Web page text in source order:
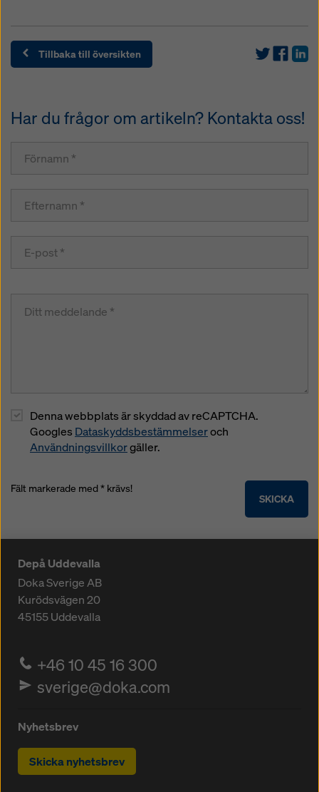
Tillbaka till översikten
Har du frågor om artikeln? Kontakta oss!
Denna webbplats är skyddad av reCAPTCHA.
Googles Dataskyddsbestämmelseroch
Användningsvillkorgäller.
SKICKA
Fält markerade med * krävs!
Depå Uddevalla
Doka Sverige AB
Kurödsvägen 20
45155Uddevalla
+46 10 45 16 300
sverige@doka.com
Nyhetsbrev
Skicka nyhetsbrev